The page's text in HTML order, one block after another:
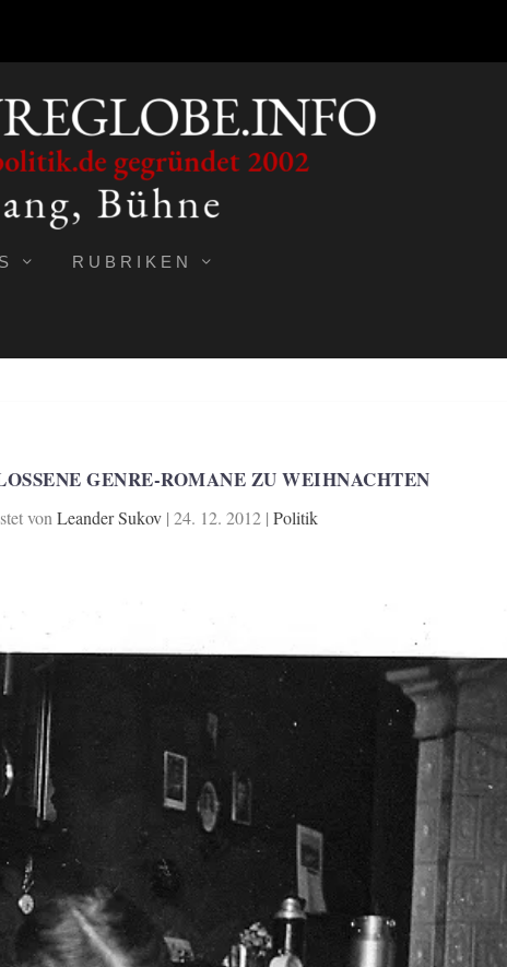
RUBRIKEN
GENRE-ROMANE ZU WEIHNACHTEN
von Leander Sukov| 24. 12. 2012| Politik